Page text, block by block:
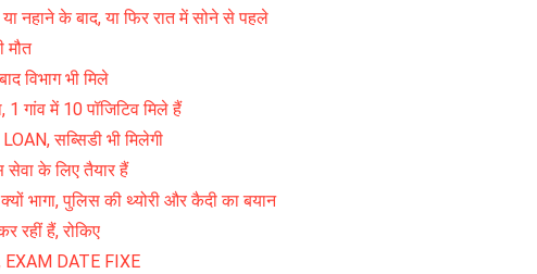
नहाने के बाद, या फिर रात में सोने से पहले
मौत
विभाग भी मिले
1 गांव में 10 पॉजिटिव मिले हैं
सब्सिडी भी मिलेगी
के लिए तैयार हैं
भागा, पुलिस की थ्योरी और कैदी का बयान
रहीं हैं, रोकिए
EXAM DATE FIXE